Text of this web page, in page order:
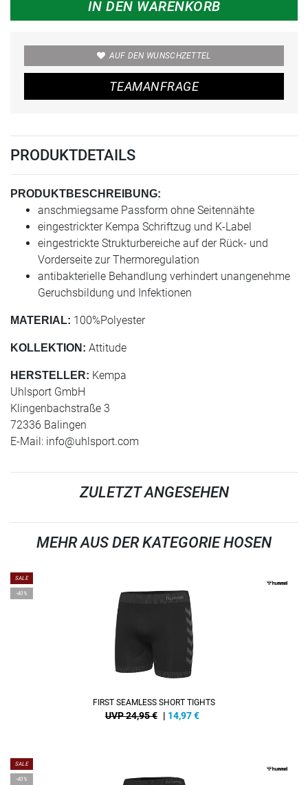
IN DEN WARENKORB
AUF DEN WUNSCHZETTEL
TEAMANFRAGE
PRODUKTDETAILS
PRODUKTBESCHREIBUNG:
anschmiegsame Passform ohne Seitennähte
eingestrickter Kempa Schriftzug und K-Label
eingestrickte Strukturbereiche auf der Rück- und
Vorderseite zur Thermoregulation
antibakterielle Behandlung verhindert unangenehme
Geruchsbildung und Infektionen
MATERIAL: 100%Polyester
KOLLEKTION: Attitude
HERSTELLER: Kempa
Uhlsport GmbH
Klingenbachstraße 3
72336 Balingen
E-Mail: info@uhlsport.com
ZULETZT ANGESEHEN
MEHR AUS DER KATEGORIE HOSEN
SALE
-40%
FIRST SEAMLESS SHORT TIGHTS
UVP 24,95 € | 14,97€
SALE
-40%